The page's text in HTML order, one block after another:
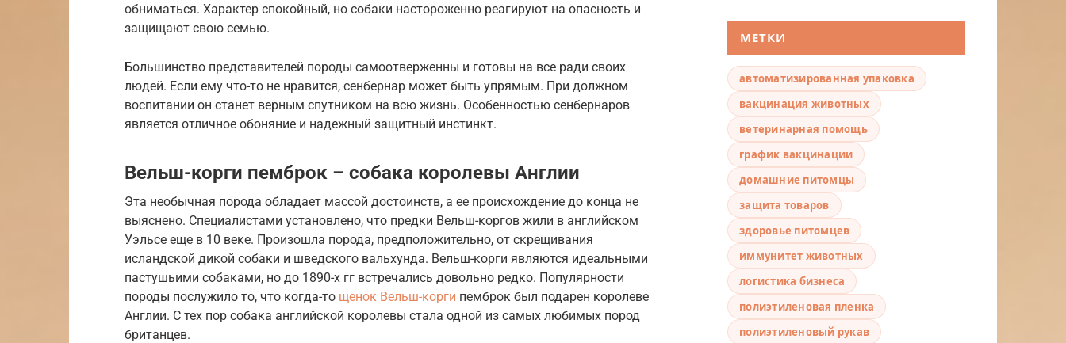
обниматься. Характер спокойный, но собаки настороженно реагируют на опасность и
защищают свою семью.
Большинство представителей породы самоотверженны и готовы на все ради своих
людей. Если ему что-то не нравится, сенбернар может быть упрямым. При должном
воспитании он станет верным спутником на всю жизнь. Особенностью сенбернаров
является отличное обоняние и надежный защитный инстинкт.
Вельш-корги пемброк – собака королевы Англии
Эта необычная порода обладает массой достоинств, а ее происхождение до конца не
выяснено. Специалистами установлено, что предки Вельш-коргов жили в английском
Уэльсе еще в 10 веке. Произошла порода, предположительно, от скрещивания
исландской дикой собаки и шведского вальхунда. Вельш-корги являются идеальными
пастушьими собаками, но до 1890-х гг встречались довольно редко. Популярности
породы послужило то, что когда-то щенок Вельш-корги пемброк был подарен королеве
Англии. С тех пор собака английской королевы стала одной из самых любимых пород
британцев.
МЕТКИ
автоматизированная упаковка
вакцинация животных
ветеринарная помощь
график вакцинации
домашние питомцы
защита товаров
здоровье питомцев
иммунитет животных
логистика бизнеса
полиэтиленовая пленка
полиэтиленовый рукав